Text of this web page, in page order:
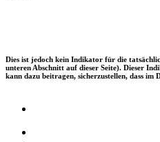
Dies ist jedoch kein Indikator für die
unteren Abschnitt auf dieser Seite). Dieser
kann dazu beitragen, sicherzustellen, dass